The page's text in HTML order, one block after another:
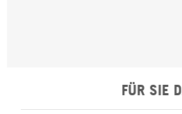
FÜR SIE